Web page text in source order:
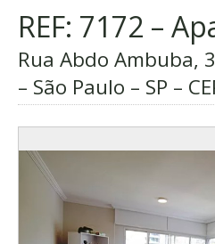
REF: 7172 –
Rua Abdo Ambuba,
– São Paulo – SP –